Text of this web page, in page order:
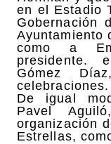
en el Estadio
Gobernación
Ayuntamiento
como a
presidente.
Gómez
celebraciones.
De igual
Pavel
organización
Estrellas,